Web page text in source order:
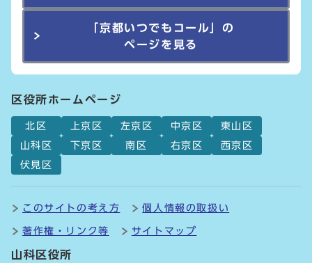
「京都いつでもコール」の
ページを見る
区役所ホームページ
北区 上京区 左京区 中京区
東山区
山科区
下京区 南区 右京区
西京区
伏見区
このサイトの考え方 個人情報の取扱い
著作権・リンク等 サイトマップ
山科区役所